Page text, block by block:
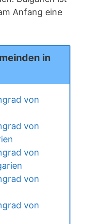
Anfang eine
in
von
von
von
von
von